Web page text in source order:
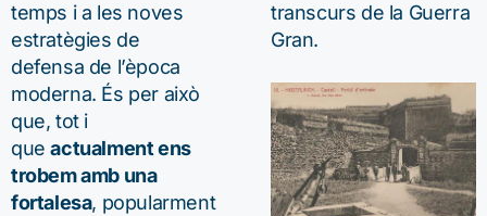
temps i a les noves
estratègies de
defensa de l’època
moderna. És per això
que, tot i
queactualment ens
trobem amb una
fortalesa, popularment
transcurs de la Guerra
Gran.